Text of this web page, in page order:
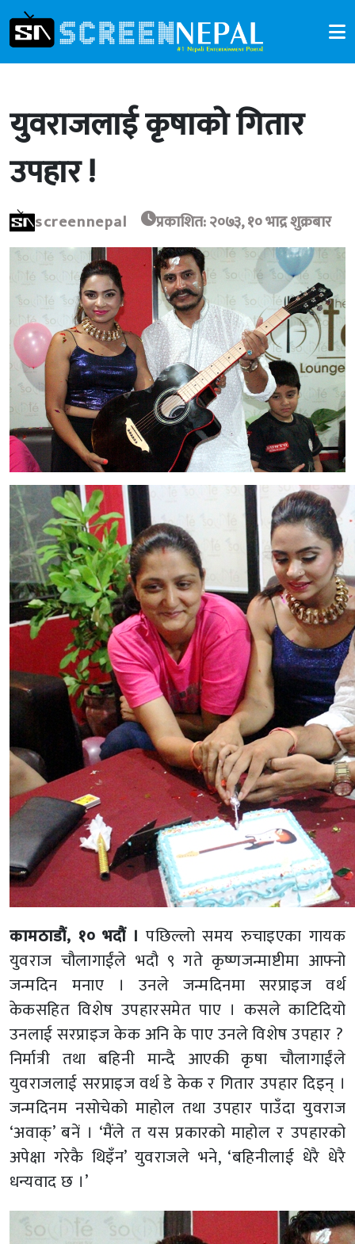
युवराजलाई कृषाको गितार
उपहार !
screennepal प्रकाशित: २०७३, १० भाद्र शुक्रबार
कामठाडौं, १० भदौं । पछिल्लो समय रुचाइएका गायक
युवराज चौलागाईंले भदौ ९ गते कृष्णजन्माष्टीमा आफ्नो
जन्मदिन मनाए । उनले जन्मदिनमा सरप्राइज वर्थ
केकसहित विशेष उपहारसमेत पाए । कसले काटिदियो
उनलाई सरप्राइज केक अनि के पाए उनले विशेष उपहार ?
निर्मात्री तथा बहिनी मान्दै आएकी कृषा चौलागाईंले
युवराजलाई सरप्राइज वर्थ डे केक र गितार उपहार दिइन् ।
जन्मदिनम नसोचेको माहोल तथा उपहार पाउँदा युवराज
‘अवाक्’ बनें । ‘मैंले त यस प्रकारको माहोल र उपहारको
अपेक्षा गरेकै थिइँन’ युवराजले भने, ‘बहिनीलाई धेरै धेरै
धन्यवाद छ ।’